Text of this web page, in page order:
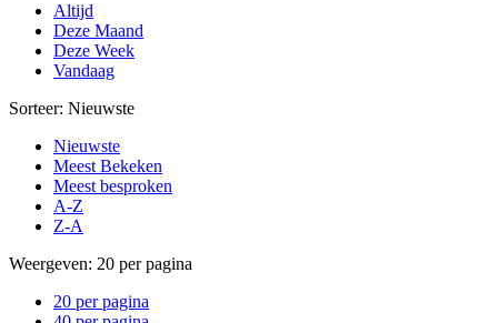
Altijd
Deze Maand
Deze Week
Vandaag
Sorteer: Nieuwste
Nieuwste
Meest Bekeken
Meest besproken
A-Z
Z-A
Weergeven: 20 per pagina
20 per pagina